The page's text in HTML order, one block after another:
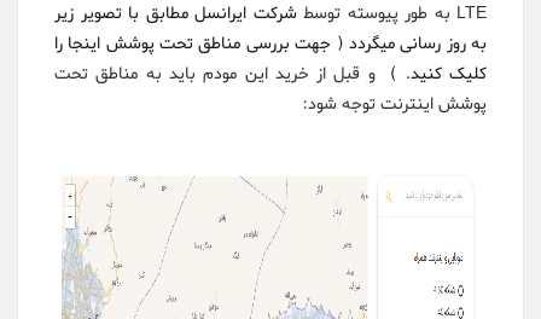
LTE به طور پیوسته توسط
شرکت ایرانسل مطابق با تصویر زیر
به روز رسانی میگردد ( جهت بررسی مناطق تحت پوشش اینجا را
کلیک کنید. )
و قبل از خرید این مودم باید به مناطق تحت
پوشش اینترنت توجه شود: